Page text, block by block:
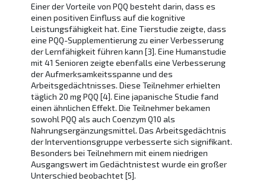
Einer der Vorteile von PQQ besteht darin, dass es
einen positiven Einfluss auf die kognitive
Leistungsfähigkeit hat. Eine Tierstudie zeigte, dass
eine PQQ-Supplementierung zu einer Verbesserung
der Lernfähigkeit führen kann [3]. Eine Humanstudie
mit 41 Senioren zeigte ebenfalls eine Verbesserung
der Aufmerksamkeitsspanne und des
Arbeitsgedächtnisses. Diese Teilnehmer erhielten
täglich 20 mg PQQ [4]. Eine japanische Studie fand
einen ähnlichen Effekt. Die Teilnehmer bekamen
sowohl PQQ als auch Coenzym Q10 als
Nahrungsergänzungsmittel. Das Arbeitsgedächtnis
der Interventionsgruppe verbesserte sich signifikant.
Besonders bei Teilnehmern mit einem niedrigen
Ausgangswert im Gedächtnistest wurde ein großer
Unterschied beobachtet [5].